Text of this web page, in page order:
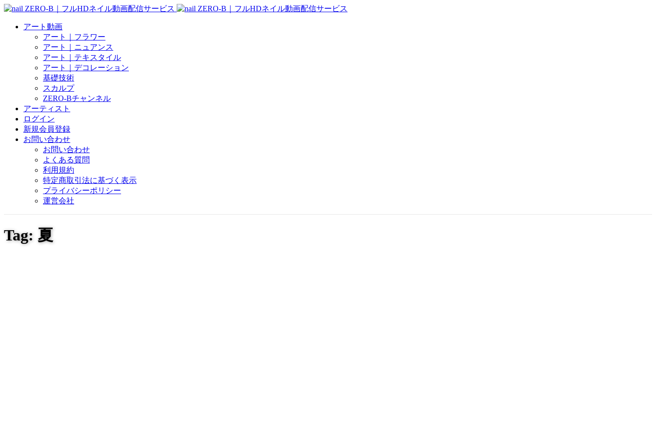
アート動画
アート｜フラワー
アート｜ニュアンス
アート｜テキスタイル
アート｜デコレーション
基礎技術
スカルプ
ZERO-Bチャンネル
アーティスト
ログイン
新規会員登録
お問い合わせ
お問い合わせ
よくある質問
利用規約
特定商取引法に基づく表示
プライバシーポリシー
運営会社
Tag: 夏